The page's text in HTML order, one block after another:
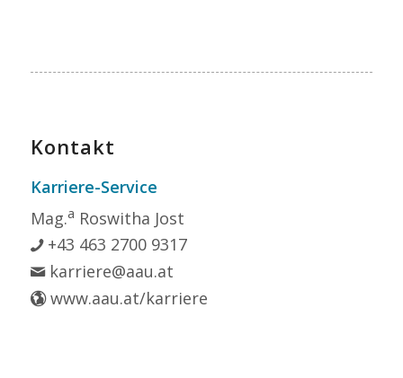
Kontakt
Karriere-Service
Mag.a Roswitha Jost
+43 463 2700 9317
karriere@aau.at
www.aau.at/karriere